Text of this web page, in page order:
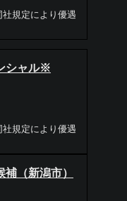
規定により優遇
シャル※
規定により優遇
（新潟市）